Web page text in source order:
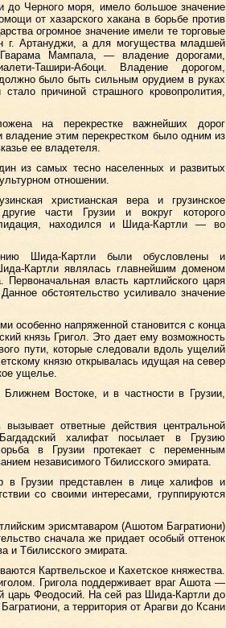
до Черного моря, имело большое значение
от хазарского хакана в борьбе против
огромное значение имели те торговые
г. Артануджи, а для могущества младшей
Мампала, — владение дорогами,
Ташири-Абоци. Владение дорогом,
было быть сильным орудием в руках
причиной страшного кровопролития,
на перекрестке важнейших дорог
владение этим перекрестком было одним из
ее владетеля.
из самых тесно населенных и развитых
отношении.
христианская вера и грузинское
части Грузии и вокруг которого
находился и Шида-Картли — во
Шида-Картли были обусловлены и
Картли являлась главнейшим доменом
Первоначальная власть картлийского царя
обстоятельство усиливало значение
особенно напряженной становится с конца
князь Григол. Это дает ему возможность
пути, которые следовали вдоль ущелий
князю открывалась идущая на север
ущелье.
Востоке, и в частности в Грузии,
ответные действия центральной
халифат посылает в Грузию
в Грузии протекает с переменным
независимого Тбилисского эмирата.
в Грузии представлен в лице халифов и
со своими интересами, группируются
эрисмтаваром (Ашотом Багратиони)
сначала же придает особый оттенок
и Тбилисского эмирата.
Картвельское и Кахетское княжества.
Григола поддерживает враг Ашота —
царь Феодосий. На сей раз Шида-Картли до
а территория от Арагви до Ксани